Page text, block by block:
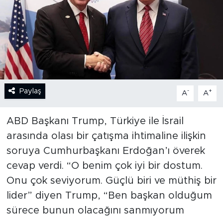
Paylaş A- A+
ABD Başkanı Trump, Türkiye ile İsrail
arasında olası bir çatışma ihtimaline ilişkin
soruya Cumhurbaşkanı Erdoğan’ı överek
cevap verdi. “O benim çok iyi bir dostum.
Onu çok seviyorum. Güçlü biri ve müthiş bir
lider” diyen Trump, “Ben başkan olduğum
sürece bunun olacağını sanmıyorum
NOSTALJİ
KULİS
YAZARLAR
DİNİ
EKONOMİ
SPOR
KÜLTÜR SANAT
YAŞAM